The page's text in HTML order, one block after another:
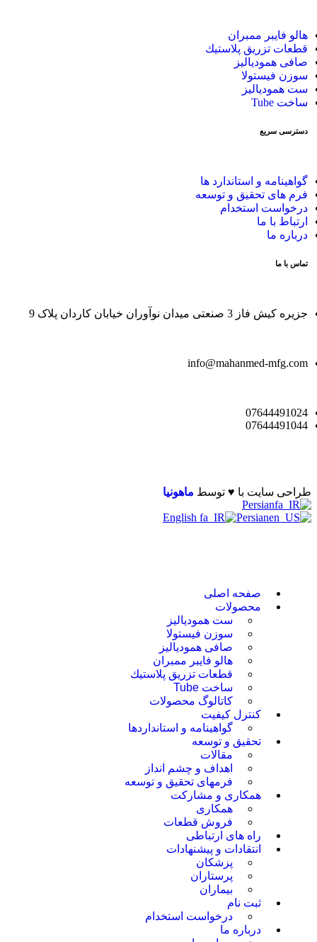
هالو فایبر ممبران
قطعات تزريق پلاستيك
صافی همودیالیز
سوزن فیستولا
ست همودیالیز
ساخت Tube
دسترسی سریع
گواهینامه و استاندارد ها
فرم های تحقیق و توسعه
درخواست استخدام
ارتباط با ما
درباره ما
تماس با ما
جزیره کیش فاز 3 صنعتی میدان نوآوران خیابان کاردان پلاک 9
info@mahanmed-mfg.com
07644491024
07644491044
طراحی سایت با ♥️ توسط ماهونیا
Persian
English
Persian
صفحه اصلی
محصولات
ست همودیالیز
سوزن فیستولا
صافی همودیالیز
هالو فایبر ممبران
قطعات تزريق پلاستيك
ساخت Tube
کاتالوگ محصولات
کنترل کیفیت
گواهينامه و استانداردها
تحقيق و توسعه
مقالات
اهداف و چشم انداز
فرمهای تحقیق و توسعه
همکاری و مشارکت
همکاری
فروش قطعات
راه های ارتباطی
انتقادات و پيشنهادات
پزشكان
پرستاران
بيماران
ثبت نام
درخواست استخدام
درباره ما